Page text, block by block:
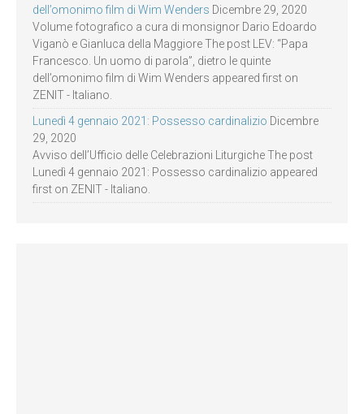
dell’omonimo film di Wim Wenders Dicembre 29, 2020
Volume fotografico a cura di monsignor Dario Edoardo
Viganò e Gianluca della Maggiore The post LEV: “Papa
Francesco. Un uomo di parola”, dietro le quinte
dell’omonimo film di Wim Wenders appeared first on
ZENIT - Italiano.
Lunedì 4 gennaio 2021: Possesso cardinalizio Dicembre
29, 2020
Avviso dell’Ufficio delle Celebrazioni Liturgiche The post
Lunedì 4 gennaio 2021: Possesso cardinalizio appeared
first on ZENIT - Italiano.